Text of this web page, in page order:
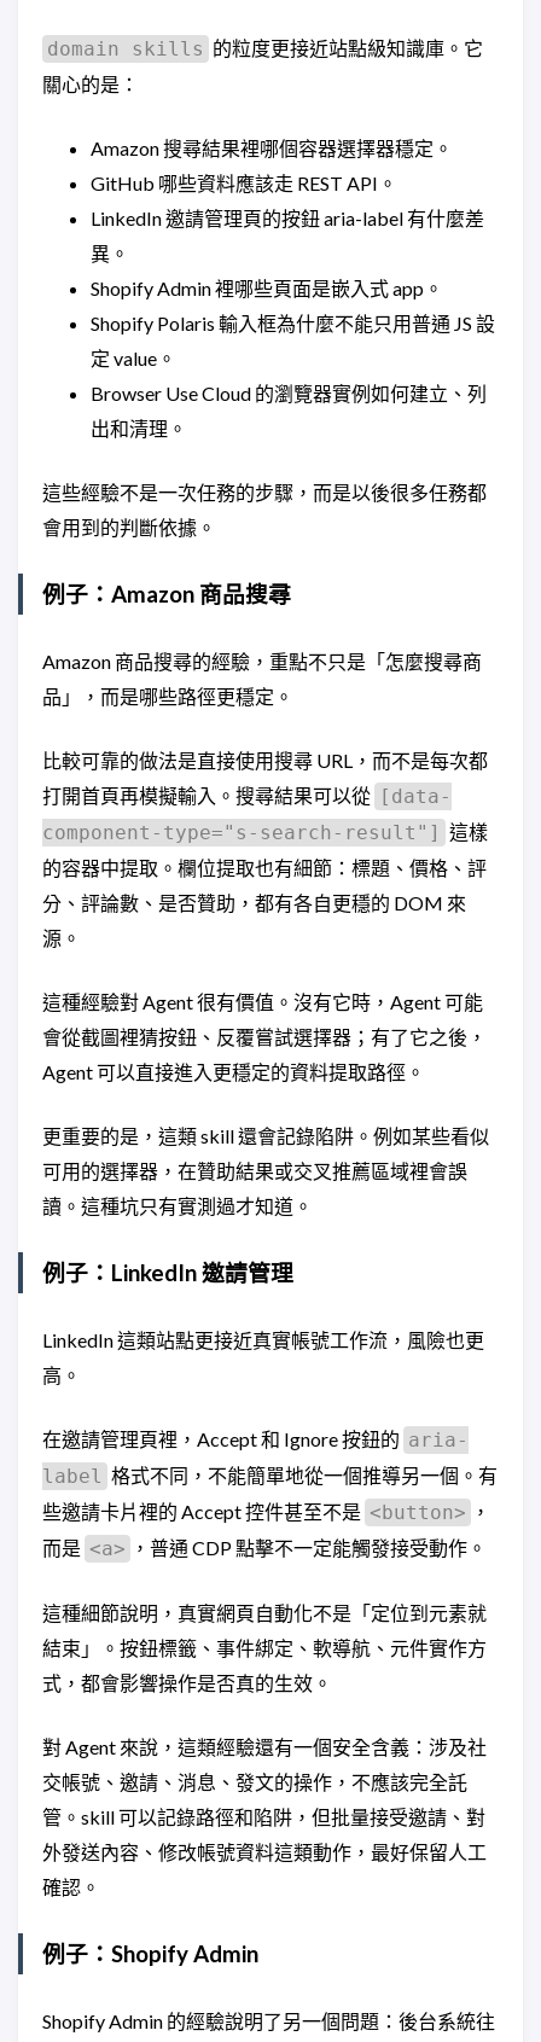
domain skills 的粒度更接近站點級知識庫。它
關心的是：
Amazon 搜尋結果裡哪個容器選擇器穩定。
GitHub 哪些資料應該走 REST API。
LinkedIn 邀請管理頁的按鈕 aria-label 有什麼差
異。
Shopify Admin 裡哪些頁面是嵌入式 app。
Shopify Polaris 輸入框為什麼不能只用普通 JS 設
定 value。
Browser Use Cloud 的瀏覽器實例如何建立、列
出和清理。
這些經驗不是一次任務的步驟，而是以後很多任務都
會用到的判斷依據。
例子：Amazon 商品搜尋
Amazon 商品搜尋的經驗，重點不只是「怎麼搜尋商
品」，而是哪些路徑更穩定。
比較可靠的做法是直接使用搜尋 URL，而不是每次都
打開首頁再模擬輸入。搜尋結果可以從
[data-
component-type="s-search-result"]
這樣
的容器中提取。欄位提取也有細節：標題、價格、評
分、評論數、是否贊助，都有各自更穩的 DOM 來
源。
這種經驗對 Agent 很有價值。沒有它時，Agent 可能
會從截圖裡猜按鈕、反覆嘗試選擇器；有了它之後，
Agent 可以直接進入更穩定的資料提取路徑。
更重要的是，這類 skill 還會記錄陷阱。例如某些看似
可用的選擇器，在贊助結果或交叉推薦區域裡會誤
讀。這種坑只有實測過才知道。
例子：LinkedIn 邀請管理
LinkedIn 這類站點更接近真實帳號工作流，風險也更
高。
在邀請管理頁裡，Accept 和 Ignore 按鈕的 aria-
label 格式不同，不能簡單地從一個推導另一個。有
些邀請卡片裡的 Accept 控件甚至不是 <button> ，
而是 <a> ，普通 CDP 點擊不一定能觸發接受動作。
這種細節說明，真實網頁自動化不是「定位到元素就
結束」。按鈕標籤、事件綁定、軟導航、元件實作方
式，都會影響操作是否真的生效。
對 Agent 來說，這類經驗還有一個安全含義：涉及社
交帳號、邀請、消息、發文的操作，不應該完全託
管。skill 可以記錄路徑和陷阱，但批量接受邀請、對
外發送內容、修改帳號資料這類動作，最好保留人工
確認。
例子：Shopify Admin
Shopify Admin 的經驗說明了另一個問題：後台系統往